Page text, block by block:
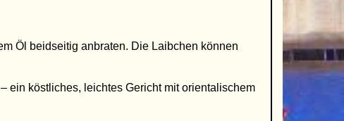
Öl beidseitig anbraten. Die Laibchen können
ein köstliches, leichtes Gericht mit orientalischem